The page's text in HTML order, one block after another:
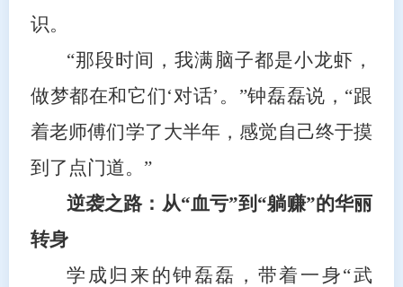
识。
“那段时间，我满脑子都是小龙虾，
做梦都在和它们‘对话’。”钟磊磊说，“跟
着老师傅们学了大半年，感觉自己终于摸
到了点门道。”
逆袭之路：从“血亏”到“躺赚”的华丽
转身
学成归来的钟磊磊，带着一身“武